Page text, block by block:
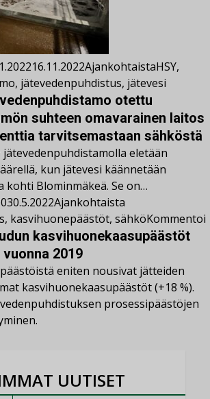
16.11.2022AjankohtaistaHSY,
, jätevedenpuhdistus, jätevesi
otettu
suhteen omavarainen laitos
tarvitsemastaan sähköstä
jätevedenpuhdistamolla eletään
kun jätevesi käännetään
kohti Blominmäkeä. Se on…
30.5.2022Ajankohtaista
, kasvihuonepäästöt, sähköKommentoi
kasvihuonekaasupäästöt
2019
eniten nousivat jätteiden
kasvihuonekaasupäästöt (+18 %).
prosessipäästöjen
UUTISET